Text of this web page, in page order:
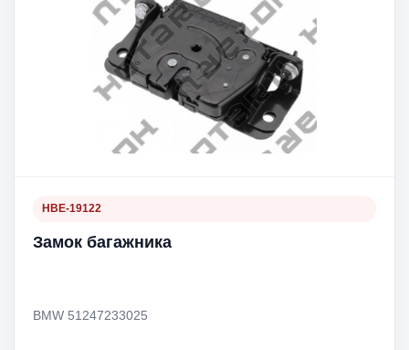
HBE-19122
Замок багажника
BMW 51247233025